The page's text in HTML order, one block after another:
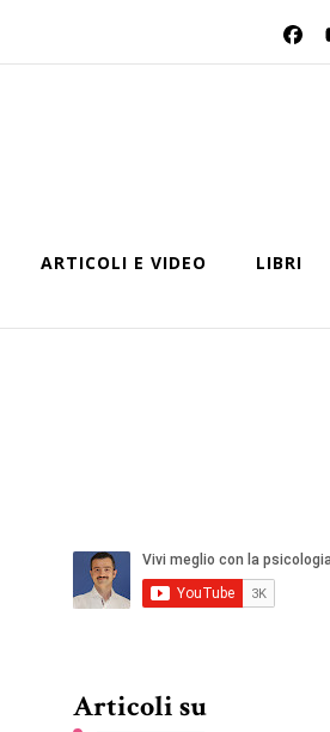
ARTICOLI E VIDEO LIBRI
Articoli su